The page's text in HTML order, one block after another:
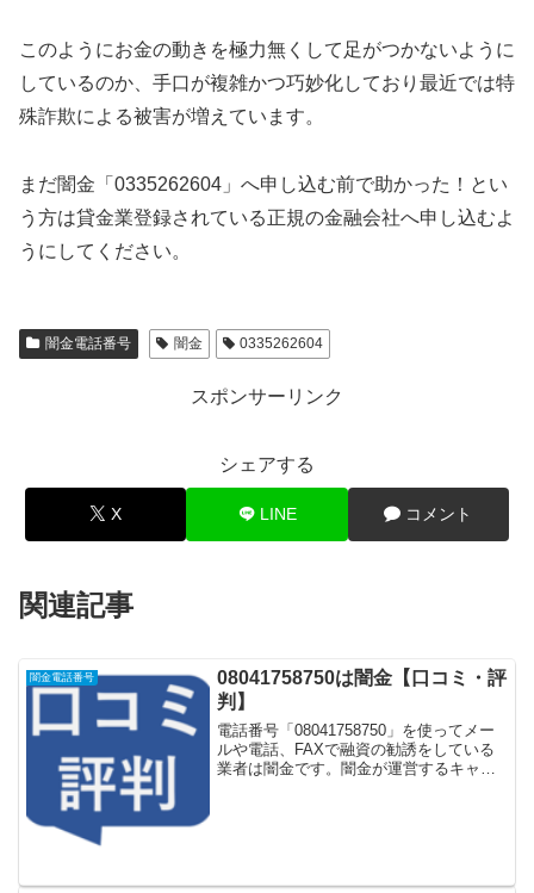
このようにお金の動きを極力無くして足がつかないように
しているのか、手口が複雑かつ巧妙化しており最近では特
殊詐欺による被害が増えています。
まだ闇金「0335262604」へ申し込む前で助かった！とい
う方は貸金業登録されている正規の金融会社へ申し込むよ
うにしてください。
闇金電話番号 闇金 0335262604
スポンサーリンク
シェアする
X LINE コメント
関連記事
闇金電話番号
08041758750は闇金【口コミ・評
判】
電話番号「08041758750」を使ってメー
ルや電話、FAXで融資の勧誘をしている
業者は闇金です。闇金が運営するキャッ